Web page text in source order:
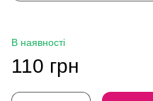
В наявності
110 грн